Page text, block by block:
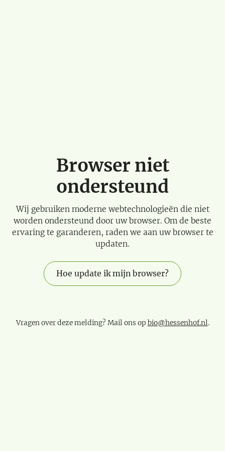
Browser niet
ondersteund
Wij gebruiken moderne webtechnologieën die niet
worden ondersteund door uw browser. Om de beste
ervaring te garanderen, raden we aan uw browser te
updaten.
Hoe update ik mijn browser?
Vragen over deze melding? Mail ons op bio@hessenhof.nl.